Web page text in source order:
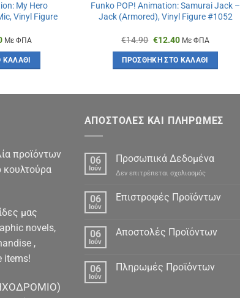
My Hero
Vinyl Figure
Η
τιμή
είναι:
Με ΦΠΑ
Funko POP! Animation: Samurai Jack –
Jack (Armored), Vinyl Figure #1052
€14.90 Original
was:
€14.90.
€12.40Η
τιμή
είναι:
Με ΦΠΑ
ΠΡΟΣΘΉΚΗ ΣΤΟ ΚΑΛΆΘΙ
προϊόντων
κουλτούρα
μας
novels,
,
items!
ΑΠΟΣΤΟΛΕΣ ΚΑΙ ΠΛΗΡΩΜΕΣ
06
Ιούν
Προσωπικά Δεδομένα
Δεν επιτρέπεται σχολιασμόςστο
Δεδομένα
06
Ιούν
Επιστροφές Προϊόντων
06
Ιούν
Αποστολές Προϊόντων
06
Ιούν
Πληρωμές Προϊόντων